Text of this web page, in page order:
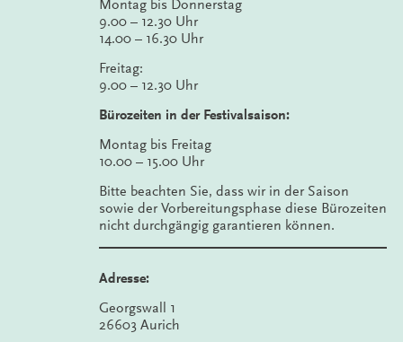
Montag bis Donnerstag
9.00 – 12.30 Uhr
14.00 – 16.30 Uhr
Freitag:
9.00 – 12.30 Uhr
Bürozeiten in der Festivalsaison:
Montag bis Freitag
10.00 – 15.00 Uhr
Bitte beachten Sie, dass wir in der Saison
sowie der Vorbereitungsphase diese Bürozeiten
nicht durchgängig garantieren können.
Adresse:
Georgswall 1
26603 Aurich